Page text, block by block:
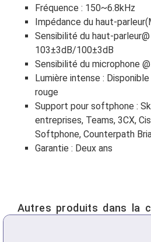
Fréquence : 150~6.8kHz
Impédance du haut-
Sensibilité du haut-
103±3dB/100±3dB
Sensibilité du microphone
Lumière intense :
rouge
Support pour softphone :
entreprises, Teams, 3CX,
Softphone, Counterpath
Garantie : Deux ans
Autres produits dans la